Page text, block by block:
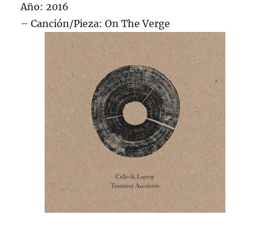
Año: 2016
– Canción/Pieza: On The Verge